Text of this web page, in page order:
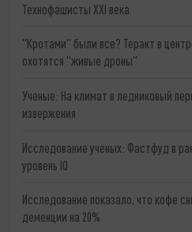
Технофашисты XXI века
"Кротами" были все? Теракт в
охотятся "живые дроны"
Ученые: На климат в ледниковый
извержения
Исследование ученых: Фастфуд в
уровень IQ
Исследование показало, что кофе
деменции на 20%